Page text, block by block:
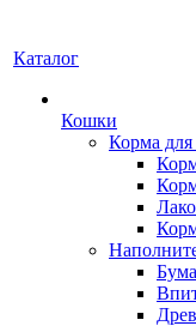
Каталог
Кошки
Корма